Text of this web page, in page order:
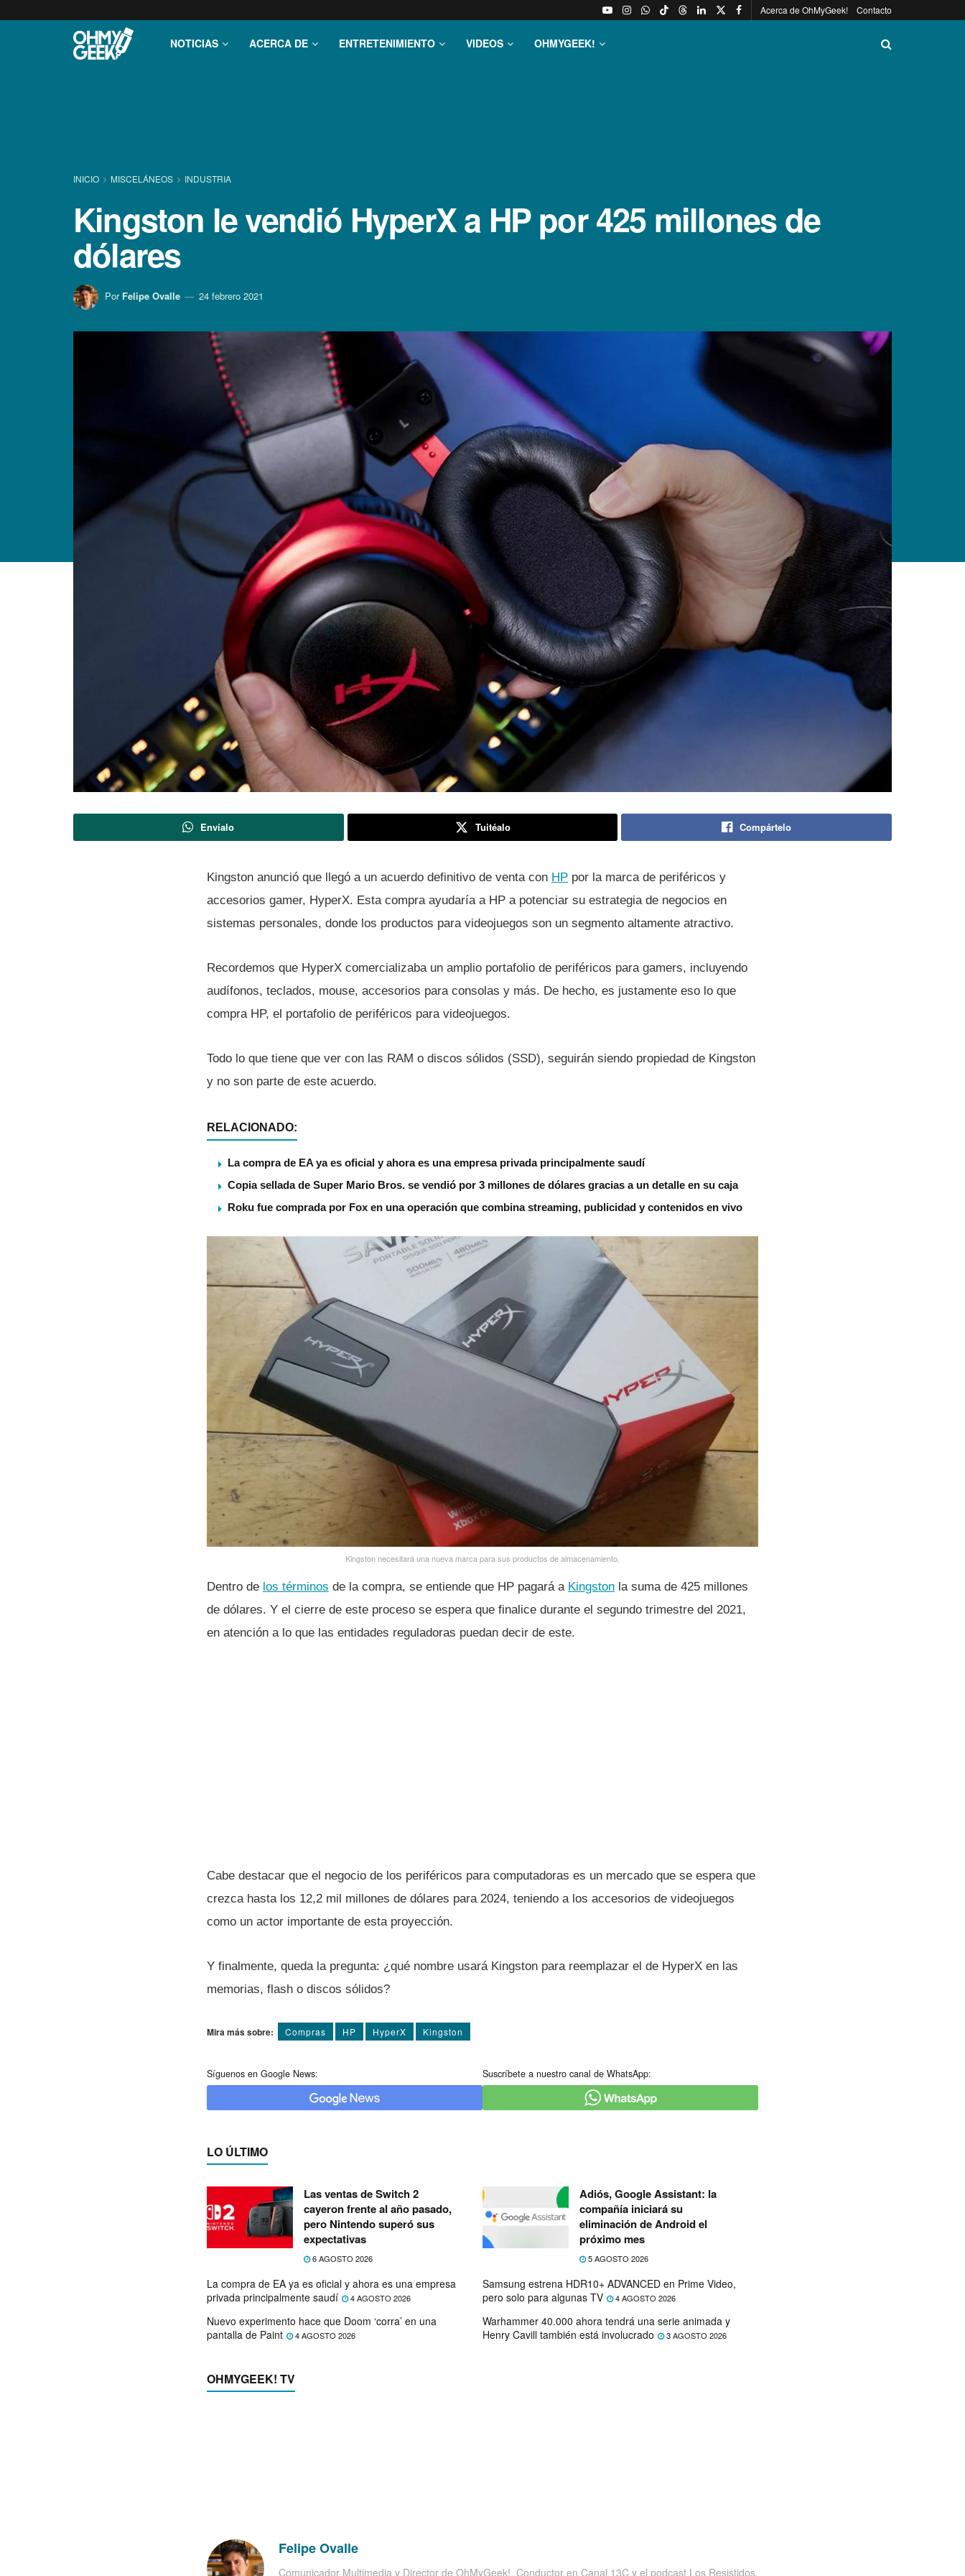
Acerca de OhMyGeek! Contacto
NOTICIAS ACERCA DE ENTRETENIMIENTO VIDEOS OHMYGEEK!
INICIO MISCELÁNEOS INDUSTRIA
Kingston le vendió HyperX a HP por 425 millones de
dólares
Por Felipe Ovalle 24 febrero 2021
Envíalo Tuitéalo Compártelo
Kingston anunció que llegó a un acuerdo definitivo de venta con HP por la marca de periféricos y
accesorios gamer, HyperX. Esta compra ayudarí­a a HP a potenciar su estrategia de negocios en
sistemas personales, donde los productos para videojuegos son un segmento altamente atractivo.
Recordemos que HyperX comercializaba un amplio portafolio de periféricos para gamers, incluyendo
audí­fonos, teclados, mouse, accesorios para consolas y más. De hecho, es justamente eso lo que
compra HP, el portafolio de periféricos para videojuegos.
Todo lo que tiene que ver con las RAM o discos sólidos (SSD), seguirán siendo propiedad de Kingston
y no son parte de este acuerdo.
RELACIONADO:
La compra de EA ya es oficial y ahora es una empresa privada principalmente saudí
Copia sellada de Super Mario Bros. se vendió por 3 millones de dólares gracias a un detalle en su caja
Roku fue comprada por Fox en una operación que combina streaming, publicidad y contenidos en vivo
Kingston necesitará una nueva marca para sus productos de almacenamiento.
Dentro de los términos de la compra, se entiende que HP pagará a Kingston la suma de 425 millones
de dólares. Y el cierre de este proceso se espera que finalice durante el segundo trimestre del 2021,
en atención a lo que las entidades reguladoras puedan decir de este.
Cabe destacar que el negocio de los periféricos para computadoras es un mercado que se espera que
crezca hasta los 12,2 mil millones de dólares para 2024, teniendo a los accesorios de videojuegos
como un actor importante de esta proyección.
Y finalmente, queda la pregunta: ¿qué nombre usará Kingston para reemplazar el de HyperX en las
memorias, flash o discos sólidos?
Mira más sobre: Compras HP HyperX Kingston
Síguenos en Google News: Suscríbete a nuestro canal de WhatsApp:
LO ÚLTIMO
Las ventas de Switch 2
cayeron frente al año pasado,
pero Nintendo superó sus
expectativas
6 AGOSTO 2026
Adiós, Google Assistant: la
compañía iniciará su
eliminación de Android el
próximo mes
5 AGOSTO 2026
La compra de EA ya es oficial y ahora es una empresa
privada principalmente saudí
4 AGOSTO 2026
Samsung estrena HDR10+ ADVANCED en Prime Video,
pero solo para algunas TV
4 AGOSTO 2026
Nuevo experimento hace que Doom ‘corra’ en una
pantalla de Paint
4 AGOSTO 2026
Warhammer 40.000 ahora tendrá una serie animada y
Henry Cavill también está involucrado
3 AGOSTO 2026
OHMYGEEK! TV
Felipe Ovalle
Comunicador Multimedia y Director de OhMyGeek!. Conductor en Canal 13C y el podcast Los Resistidos,